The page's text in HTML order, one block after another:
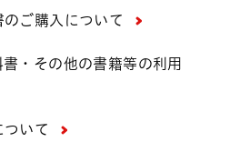
ご購入について
・その他の書籍等の利用
ついて